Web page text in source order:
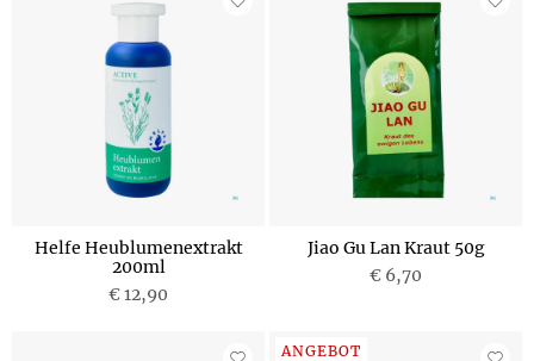
Helfe Heublumenextrakt
200ml
€ 12,90
Jiao Gu Lan Kraut 50g
€ 6,70
ANGEBOT